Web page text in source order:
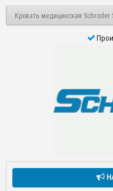
Кровать медицинская Schroder